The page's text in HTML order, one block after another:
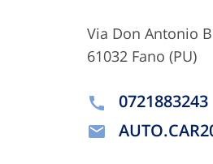
Via Don Antonio
61032 Fano (PU)
0721883243